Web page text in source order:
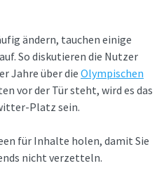
ändern, tauchen einige
So diskutieren die Nutzer
Jahre über die Olympischen
vor der Tür steht, wird es das
Platz sein.
für Inhalte holen, damit Sie
nicht verzetteln.